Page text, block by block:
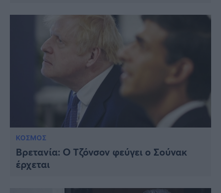
ΚΟΣΜΟΣ
Βρετανία: Ο Τζόνσον φεύγει ο Σούνακ
έρχεται